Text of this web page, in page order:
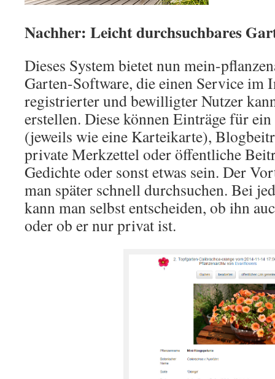
Nachher: Leicht durchsuchbares
Dieses System bietet nun mein-
Garten-Software, die einen Service im
registrierter und bewilligter Nutzer
erstellen. Diese können Einträge für
(jeweils wie eine Karteikarte),
private Merkzettel oder öffentliche
Gedichte oder sonst etwas sein. Der
man später schnell durchsuchen. Bei
kann man selbst entscheiden, ob ihn
oder ob er nur privat ist.